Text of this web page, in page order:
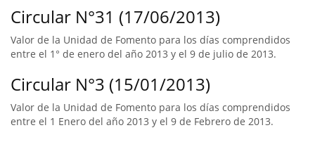
Circular N°31 (17/06/2013)
Valor de la Unidad de Fomento para los días comprendidos
entre el 1° de enero del año 2013 y el 9 de julio de 2013.
Circular N°3 (15/01/2013)
Valor de la Unidad de Fomento para los días comprendidos
entre el 1 Enero del año 2013 y el 9 de Febrero de 2013.